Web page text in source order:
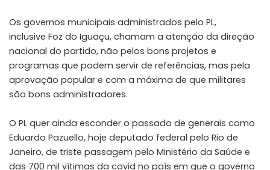
Os governos municipais administrados pelo PL,
inclusive Foz do Iguaçu, chamam a atenção da direção
nacional do partido, não pelos bons projetos e
programas que podem servir de referências, mas pela
aprovação popular e com a máxima de que militares
são bons administradores.
O PL quer ainda esconder o passado de generais como
Eduardo Pazuello, hoje deputado federal pelo Rio de
Janeiro, de triste passagem pelo Ministério da Saúde e
das 700 mil vítimas da covid no país em que o governo